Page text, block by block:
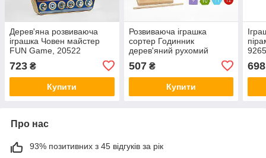
Дерев'яна розвиваюча
іграшка Човен майстер
FUN Game, 20522
723 ₴
Купити
Розвиваюча іграшка
сортер Годинник
дерев'яний рухомий
507₴
Купити
698
Про нас
93% позитивних з 45 відгуків за рік